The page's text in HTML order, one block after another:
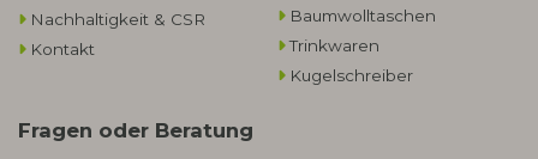
Nachhaltigkeit & CSR
Kontakt
Baumwolltaschen​
Trinkwaren
Kugelschreiber
Fragen oder Beratung